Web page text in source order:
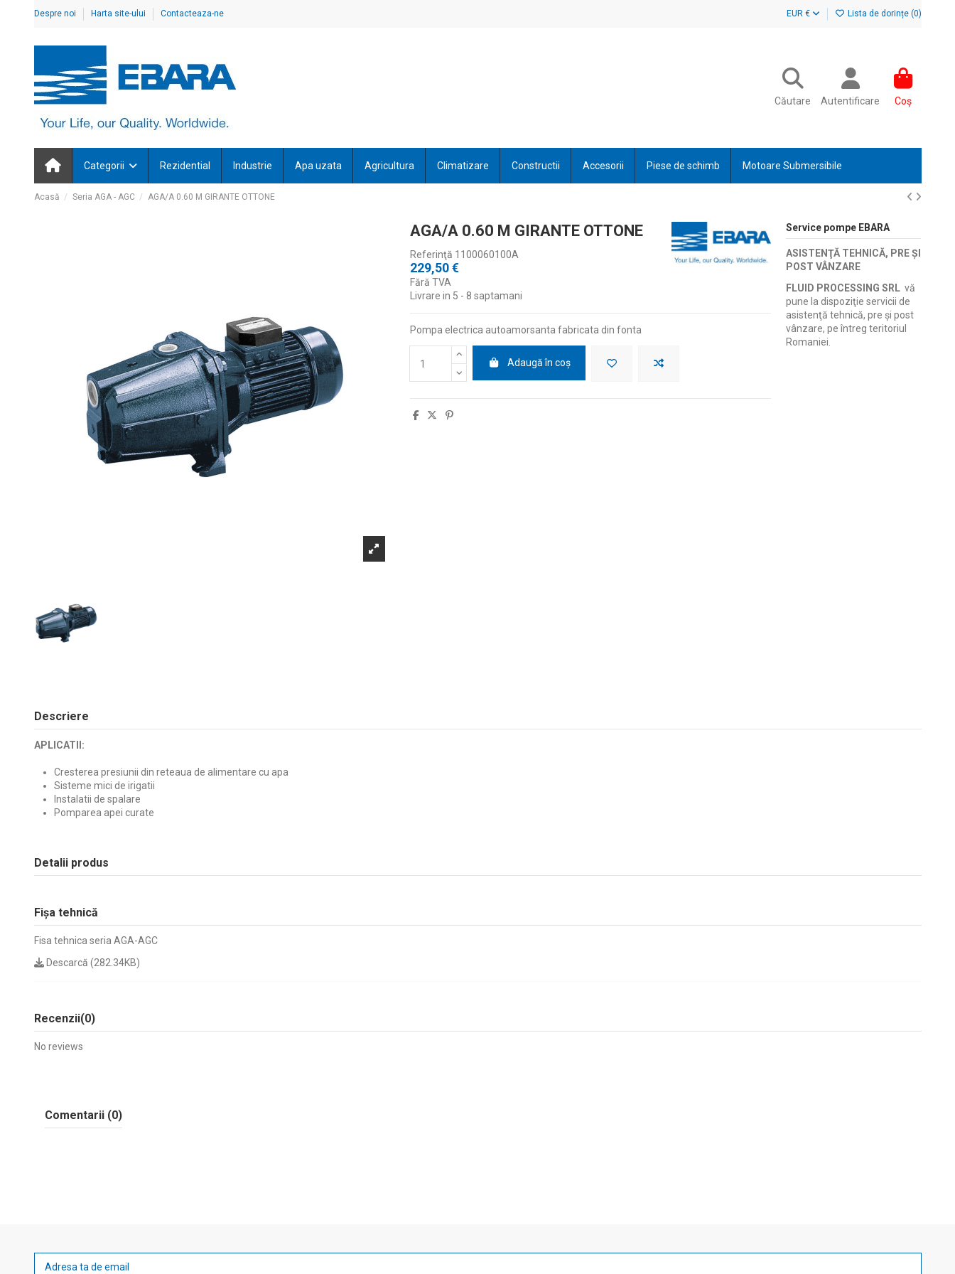
Despre noi Harta site-ului Contacteaza-ne EUR € Lista de dorințe (0)
Căutare Autentificare Coș
Categorii Rezidential Industrie Apa uzata Agricultura Climatizare Constructii Accesorii Piese de schimb Motoare Submersibile
Acasă Seria AGA - AGC AGA/A 0.60 M GIRANTE OTTONE
AGA/A 0.60 M GIRANTE OTTONE
Referinţă 1100060100A
229,50 €
Fără TVA
Livrare in 5 - 8 saptamani
Pompa electrica autoamorsanta fabricata din fonta
Adaugă în coș
Service pompe EBARA
ASISTENŢĂ TEHNICĂ, PRE ŞI
POST VÂNZARE
FLUID PROCESSING SRLvă
pune la dispoziţie servicii de
asistenţă tehnică, pre şi post
vânzare, pe întreg teritoriul
Romaniei.
Descriere
APLICATII:
Cresterea presiunii din reteaua de alimentare cu apa
Sisteme mici de irigatii
Instalatii de spalare
Pomparea apei curate
Detalii produs
Fișa tehnică
Fisa tehnica seria AGA-AGC
Descarcă (282.34KB)
Recenzii(0)
No reviews
Comentarii (0)